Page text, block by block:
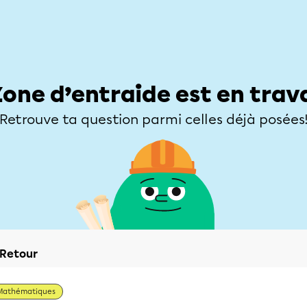
d’entraide est en
Retrouve ta question parmi celles déjà posées!
Retour